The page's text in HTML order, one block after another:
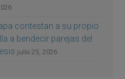
contestan a su propio
a bendecir parejas del
julio 25, 2026